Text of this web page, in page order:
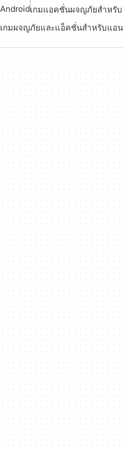
Androidเกมแอคชั่นผจญภัยสำหรั
เกมผจญภัยและแอ็คชั่นสำหรับแอ